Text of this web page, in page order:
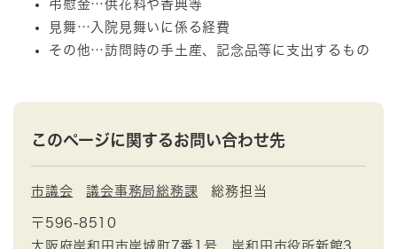
弔慰金…供花料や香典等
見舞…入院見舞いに係る経費
その他…訪問時の手土産、記念品等に支出するもの
このページに関するお問い合わせ先
市議会 議会事務局総務課 総務担当
〒596-8510
大阪府岸和田市岸城町7番1号 岸和田市役所新館3